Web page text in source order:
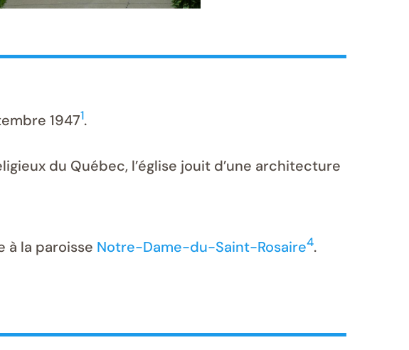
19471.
du Québec, l’église jouit d’une architecture
à la paroisse Notre-Dame-du-Saint-Rosaire4.